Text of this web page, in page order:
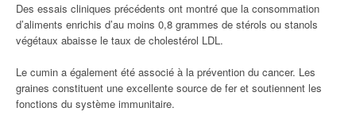
Des essais cliniques précédents ont montré que la consommation
d’aliments enrichis d’au moins 0,8 grammes de stérols ou stanols
végétaux abaisse le taux de cholestérol LDL.
Le cumin a également été associé à la prévention du cancer. Les
graines constituent une excellente source de fer et soutiennent les
fonctions du système immunitaire.